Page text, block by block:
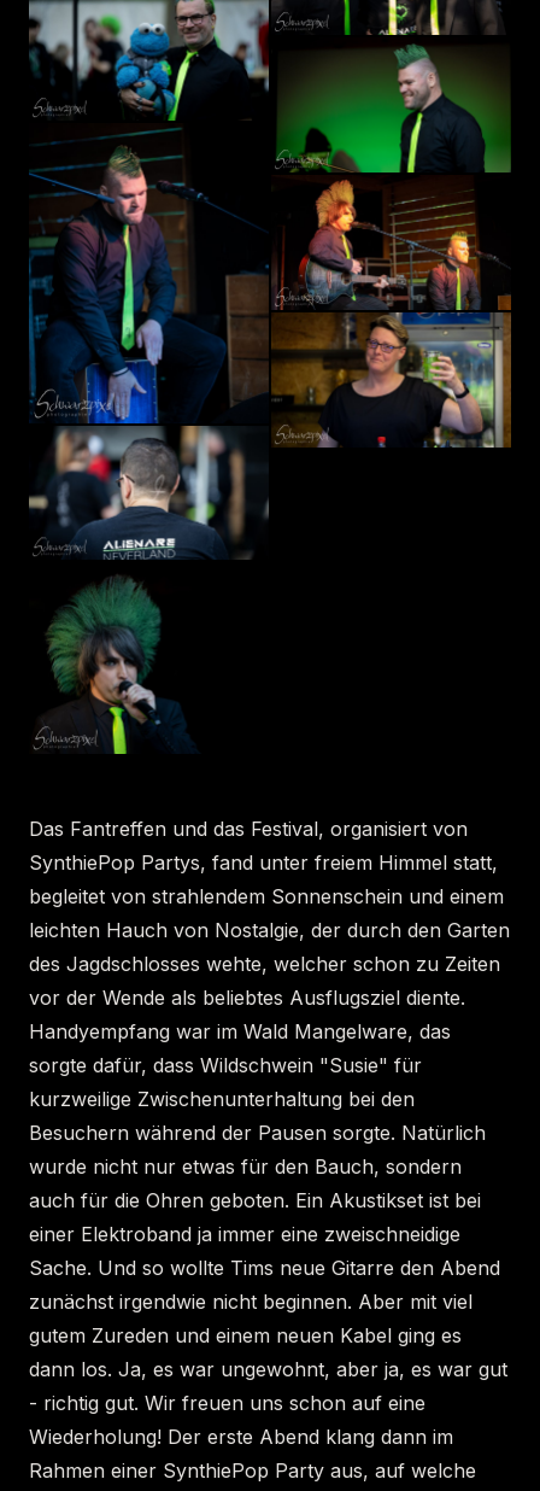
Das Fantreffen und das Festival, organisiert von
SynthiePop Partys, fand unter freiem Himmel statt,
begleitet von strahlendem Sonnenschein und einem
leichten Hauch von Nostalgie, der durch den Garten
des Jagdschlosses wehte, welcher schon zu Zeiten
vor der Wende als beliebtes Ausflugsziel diente.
Handyempfang war im Wald Mangelware, das
sorgte dafür, dass Wildschwein "Susie" für
kurzweilige Zwischenunterhaltung bei den
Besuchern während der Pausen sorgte. Natürlich
wurde nicht nur etwas für den Bauch, sondern
auch für die Ohren geboten. Ein Akustikset ist bei
einer Elektroband ja immer eine zweischneidige
Sache. Und so wollte Tims neue Gitarre den Abend
zunächst irgendwie nicht beginnen. Aber mit viel
gutem Zureden und einem neuen Kabel ging es
dann los. Ja, es war ungewohnt, aber ja, es war gut
- richtig gut. Wir freuen uns schon auf eine
Wiederholung! Der erste Abend klang dann im
Rahmen einer SynthiePop Party aus, auf welche